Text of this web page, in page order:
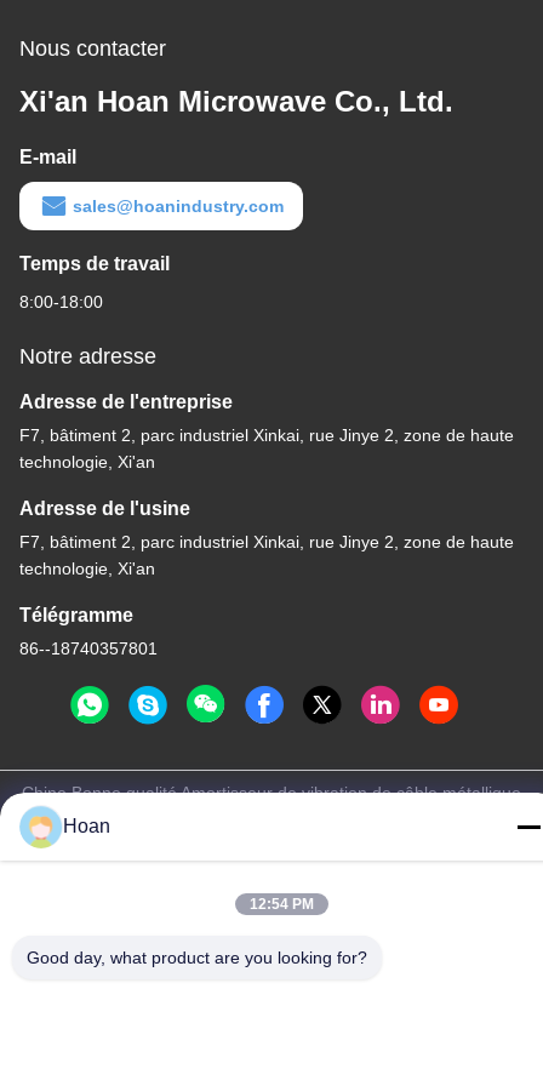
Nous contacter
Xi'an Hoan Microwave Co., Ltd.
E-mail
sales@hoanindustry.com
Temps de travail
8:00-18:00
Notre adresse
Adresse de l'entreprise
F7, bâtiment 2, parc industriel Xinkai, rue Jinye 2, zone de haute
technologie, Xi'an
Adresse de l'usine
F7, bâtiment 2, parc industriel Xinkai, rue Jinye 2, zone de haute
technologie, Xi'an
Télégramme
86--18740357801
Chine Bonne qualité Amortisseur de vibration de câble métallique
Le fournisseur. 2024-2026 Xi'an Hoan Microwave Co., Ltd. . Tous
Hoan
12:54 PM
Good day, what product are you looking for?